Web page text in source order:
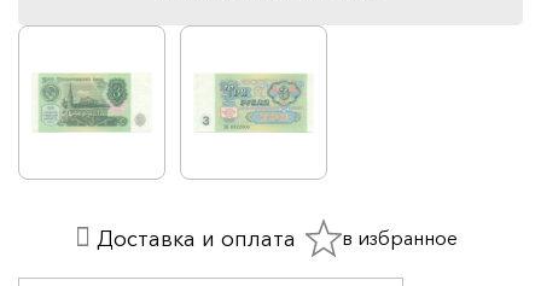
Доставка и оплата в избранное